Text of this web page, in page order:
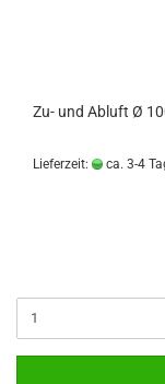
Zu- und Abluft Ø
Lieferzeit: ca. 3-4